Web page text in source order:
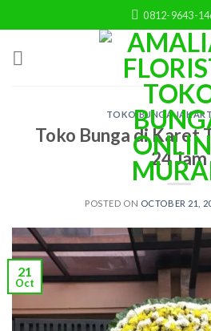
to
content
0812-9643-
TOKO BUNGA
Toko Bunga di Karet
24 Jam
POSTED ON OCTOBER 21,
21
Oct